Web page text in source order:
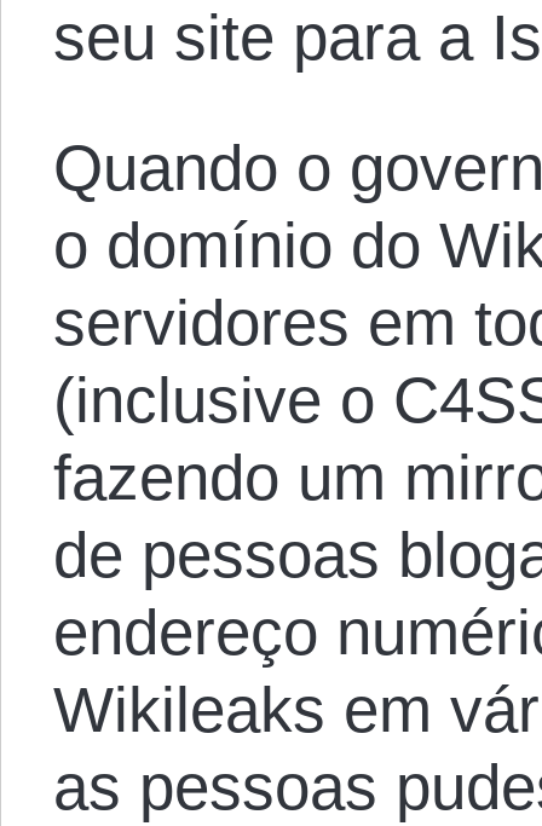
seu site para a
Quando o
o domínio do
servidores em
(inclusive o
fazendo um
de pessoas
endereço
Wikileaks em
as pessoas